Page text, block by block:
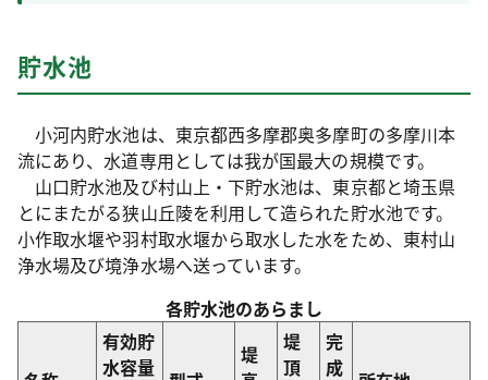
貯水池
小河内貯水池は、東京都西多摩郡奥多摩町の多摩川本
流にあり、水道専用としては我が国最大の規模です。
山口貯水池及び村山上・下貯水池は、東京都と埼玉県
とにまたがる狭山丘陵を利用して造られた貯水池です。
小作取水堰や羽村取水堰から取水した水をため、東村山
浄水場及び境浄水場へ送っています。
各貯水池のあらまし
有効貯
水容量
堤
堤
頂
完
成